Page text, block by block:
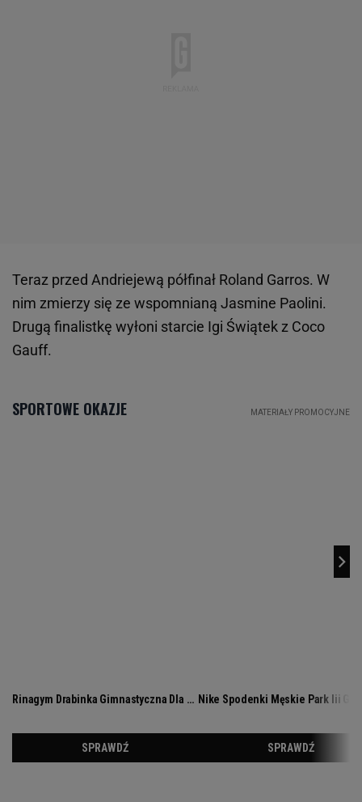
Teraz przed Andriejewą półfinał Roland Garros. W
nim zmierzy się ze wspomnianą Jasmine Paolini.
Drugą finalistkę wyłoni starcie Igi Świątek z Coco
Gauff.